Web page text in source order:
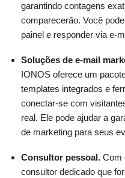
garantindo contagens
comparecerão. Você
painel e responder via e-
Soluções de e-mail
IONOS oferece um
templates integrados e
conectar-se com
real. Ele pode ajudar a
de marketing para seus
Consultor pessoal. Com
consultor dedicado que